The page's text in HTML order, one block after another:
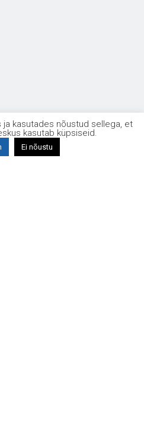
kasutades nõustud sellega, et
kasutab küpsiseid.
Ei nõustu